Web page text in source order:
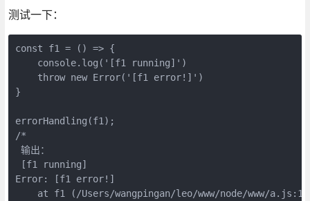
测试一下：
const f1 = () => {
    console.log('[f1 running]')
    throw new Error('[f1 error!]')
}
errorHandling(f1);
/*
输出：
[f1 running]
Error: [f1 error!]
at f1 (/Users/wangpingan/leo/www/node/www/